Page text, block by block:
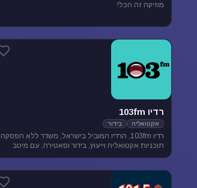
מוזיקה זה הכל!
רדיו 103fm
אקטואליה בידור
רדיו 103fm, הרדיו המוביל בישראל, משדר ללא הפסקה
תוכניות אקטואליה וייעוץ, בידור וסאטירה, עם מיטב